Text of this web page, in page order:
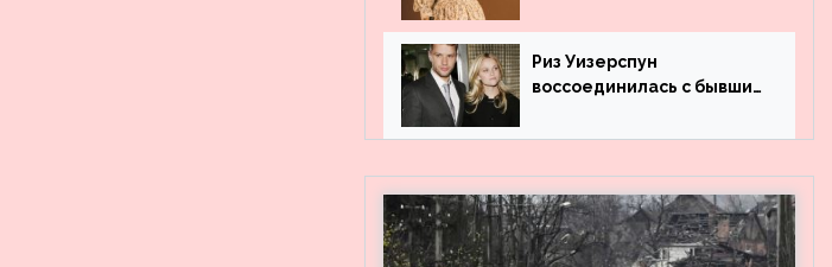
образования
Риз Уизерспун
воссоединилась с бывшим